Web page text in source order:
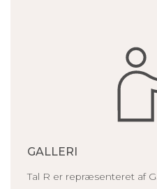
GALLERI
Tal R er repræsenteret af